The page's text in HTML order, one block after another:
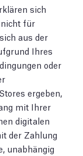
sich
nicht für
aus der
Ihres
oder
ergeben,
mit Ihrer
digitalen
der Zahlung
unabhängig